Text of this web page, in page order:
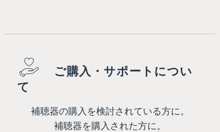
ご購入・サポートについ
て
補聴器の購入を検討されている方に。
補聴器を購入された方に。